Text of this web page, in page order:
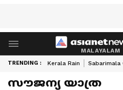
MALAYALAM
TRENDING : Kerala Rain Sabarimala
സൗജന്യ യാത്ര